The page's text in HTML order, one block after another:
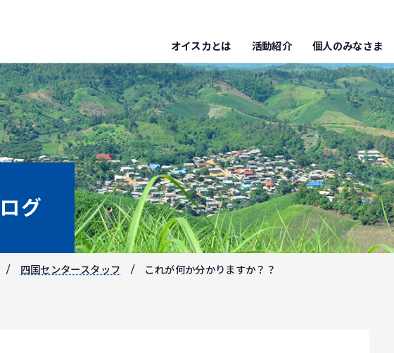
オイスカとは 活動紹介 個人のみなさま
グ
四国センタースタッフ これが何か分かりますか？？